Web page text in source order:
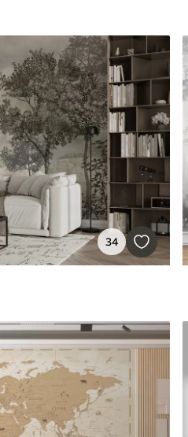
34